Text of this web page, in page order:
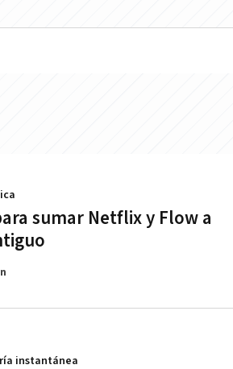
sumar Netflix y Flow a
instantánea